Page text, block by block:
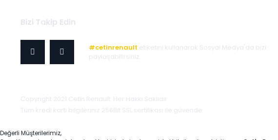
Bizi Takip Edin
#cetinrenault etiketini kullanarak Sosyal Medya'da bizi
paylaşabilirsiniz.
Copyright 2021 Cetin Renault. Her Hakkı Saklıdır.
Tüm kredi kartı bilgileriniz 256Bit SSL sertifikası ile güvende.
Değerli Müşterilerimiz,